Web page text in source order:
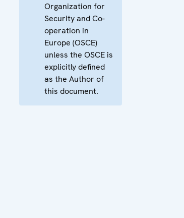
Organization for
Security and Co-
operation in
Europe (OSCE)
unless the OSCE is
explicitly defined
as the Author of
this document.